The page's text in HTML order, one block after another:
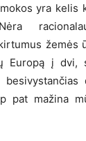
yra kelis
žemės
Europą į dvi,
pat mažina